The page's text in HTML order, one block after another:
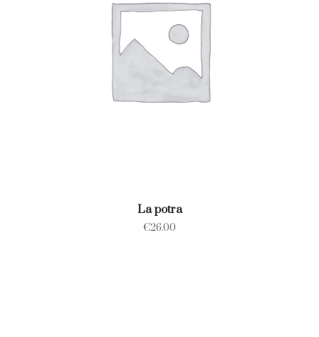
La potra
€26.00